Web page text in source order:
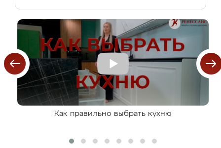
Как правильно выбрать кухню